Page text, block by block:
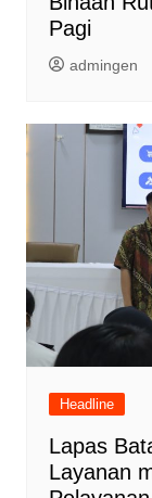
Pagi
admingen
Headline
Lapas
Layanan